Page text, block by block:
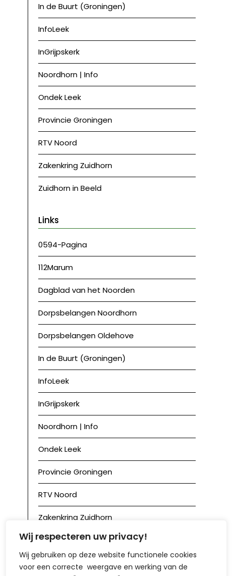
Wij respecteren uw privacy!
Wij gebruiken op deze website functionele cookies
voor een correcte weergave en werking van de
In de Buurt (Groningen)
InfoLeek
InGrijpskerk
Noordhorn | Info
Ondek Leek
Provincie Groningen
RTV Noord
Zakenkring Zuidhorn
Zuidhorn in Beeld
Links
0594-Pagina
112Marum
Dagblad van het Noorden
Dorpsbelangen Noordhorn
Dorpsbelangen Oldehove
In de Buurt (Groningen)
InfoLeek
InGrijpskerk
Noordhorn | Info
Ondek Leek
Provincie Groningen
RTV Noord
Zakenkring Zuidhorn
Zuidhorn in Beeld
Achief